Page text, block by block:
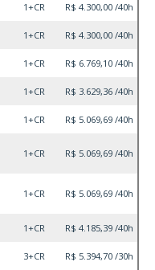
1+CR R$ 4.300,00 /40h
1+CR R$ 4.300,00 /40h
1+CR R$ 6.769,10 /40h
1+CR R$ 3.629,36 /40h
1+CR R$ 5.069,69 /40h
1+CR R$ 5.069,69 /40h
1+CR R$ 5.069,69 /40h
1+CR R$ 4.185,39 /40h
3+CR R$ 5.394,70 /30h